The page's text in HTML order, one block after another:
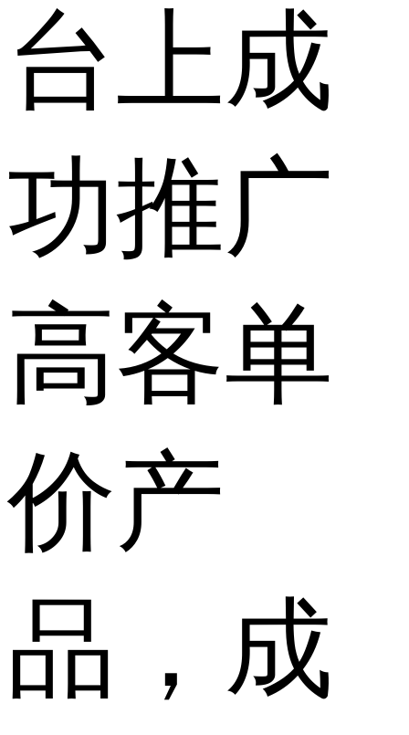
台上成
功推广
高客单
价产
品，成